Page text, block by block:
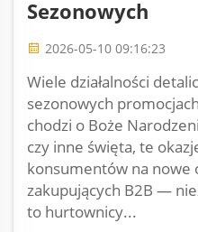
Sezonowych
2026-05-10 09:16:23
Wiele działalności
sezonowych
chodzi o Boże
czy inne święta, te
konsumentów na nowe
zakupujących B2B —
to hurtownicy...